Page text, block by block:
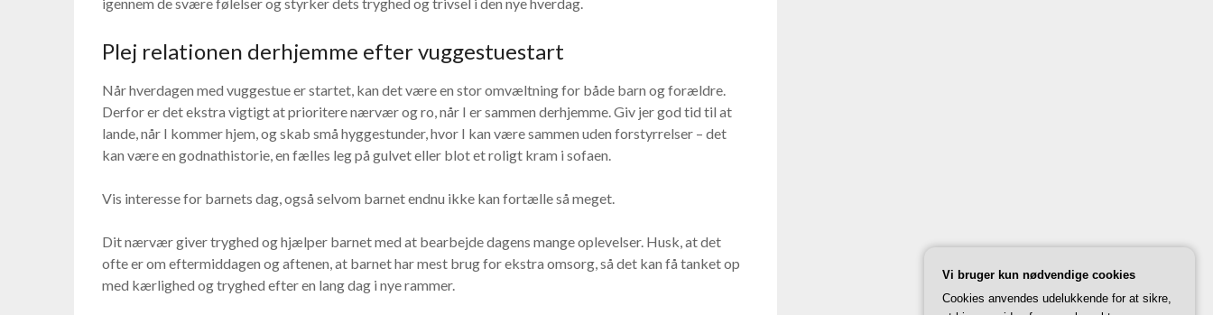
Plej relationen derhjemme efter vuggestuestart
Når hverdagen med vuggestue er startet, kan det være en stor omvæltning for både barn og forældre.
Derfor er det ekstra vigtigt at prioritere nærvær og ro, når I er sammen derhjemme. Giv jer god tid til at
lande, når I kommer hjem, og skab små hyggestunder, hvor I kan være sammen uden forstyrrelser – det
kan være en godnathistorie, en fælles leg på gulvet eller blot et roligt kram i sofaen.
Vis interesse for barnets dag, også selvom barnet endnu ikke kan fortælle så meget.
Dit nærvær giver tryghed og hjælper barnet med at bearbejde dagens mange oplevelser. Husk, at det
ofte er om eftermiddagen og aftenen, at barnet har mest brug for ekstra omsorg, så det kan få tanket op
med kærlighed og tryghed efter en lang dag i nye rammer.
Vi bruger kun nødvendige cookies
Cookies anvendes udelukkende for at sikre,